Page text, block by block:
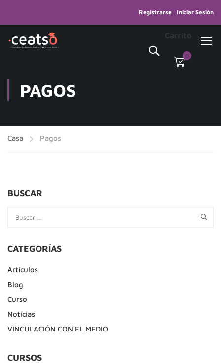
Registrarse Iniciar Sesión
Carrito
0
PAGOS
Casa Pagos
BUSCAR
CATEGORÍAS
Artículos
Blog
Curso
Noticias
VINCULACIÓN CON EL MEDIO
CURSOS